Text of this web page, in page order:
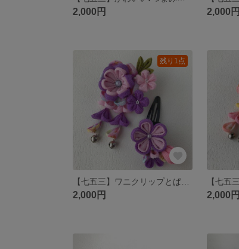
2,000円 2,000円
残り1点
2,000円 2,000円